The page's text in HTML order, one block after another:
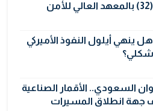
ينهي أيلول النفوذ الأميركي
شكلي؟
السعودي.. الأقمار الصناعية
جهة انطلاق المسيرات